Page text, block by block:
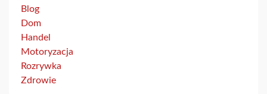
Blog
Dom
Handel
Motoryzacja
Rozrywka
Zdrowie